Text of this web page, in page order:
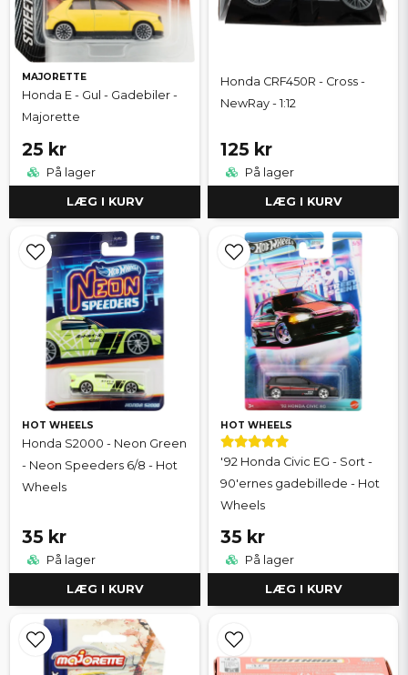
MAJORETTE
Honda E - Gul - Gadebiler -
Majorette
25 kr
På lager
LÆG I KURV
Honda CRF450R - Cross -
NewRay - 1:12
125 kr
På lager
LÆG I KURV
HOT WHEELS
Honda S2000 - Neon Green
- Neon Speeders 6/8 - Hot
Wheels
35 kr
På lager
LÆG I KURV
HOT WHEELS
'92 Honda Civic EG - Sort -
90'ernes gadebillede - Hot
Wheels
35 kr
På lager
LÆG I KURV